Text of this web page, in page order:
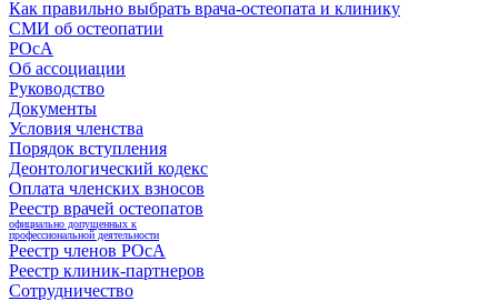
Как правильно выбрать врача-остеопата и клинику
СМИ об остеопатии
РОсА
Об ассоциации
Руководство
Документы
Условия членства
Порядок вступления
Деонтологический кодекс
Оплата членских взносов
Реестр врачей остеопатов
официально допущенных к
профессиональной деятельности
Реестр членов РОсА
Реестр клиник-партнеров
Сотрудничество